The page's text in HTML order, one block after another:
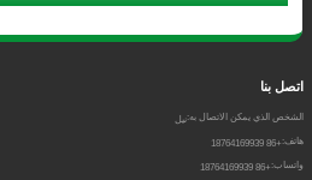
اتصل بنا
الشخص الذي يمكن الاتصال به:نيل
هاتف:+86 18764169939
واتساب:+86 18764169939